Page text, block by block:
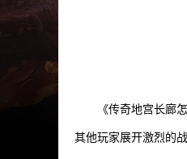
《传奇地宫长廊
其他玩家展开激烈的